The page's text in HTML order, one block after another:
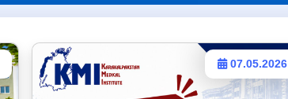
07.05.2026